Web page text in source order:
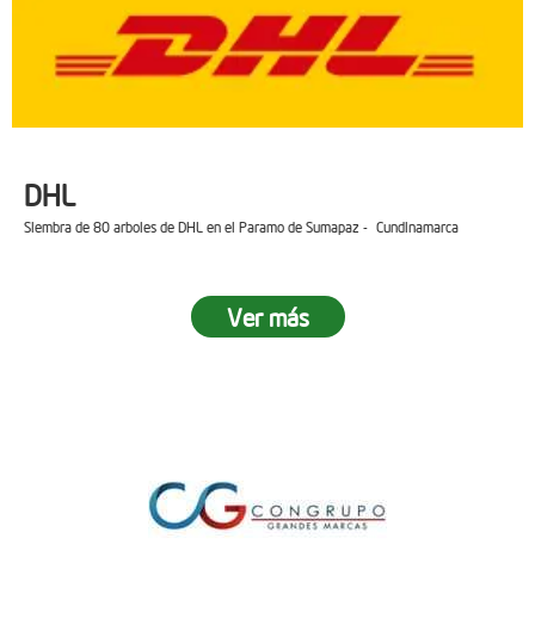
DHL
Siembra de 80 arboles de DHL en el Paramo de Sumapaz - Cundinamarca
Ver más